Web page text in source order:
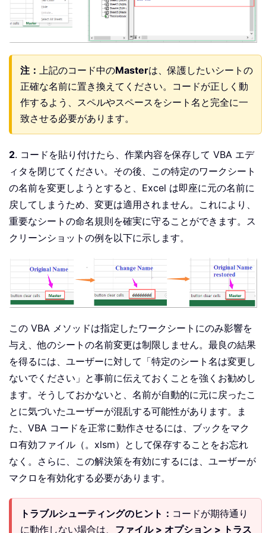
注： 上記のコード中のMasterは、保護したいシートの
正確な名前に置き換えてください。コードが正しく動
作するよう、スペルやスペースをシート名と完全に一
致させる必要があります。
2. コードを貼り付けたら、作業内容を保存して VBA エデ
ィタを閉じてください。その後、この特定のワークシート
の名前を変更しようとすると、Excel は即座に元の名前に
戻してしまうため、変更は適用されません。これにより、
重要なシートの命名規則を確実に守ることができます。ス
クリーンショットの例を以下に示します。
この VBA メソッドは指定したワークシートにのみ影響を
与え、他のシートの名前変更は制限しません。最良の結果
を得るには、ユーザーに対して「特定のシート名は変更し
ないでください」と事前に伝えておくことを強くお勧めし
ます。そうしておかないと、名前が自動的に元に戻ったこ
とに気づいたユーザーが混乱する可能性があります。ま
た、VBA コードを正常に動作させるには、ブックをマク
ロ有効ファイル（。xlsm）として保存することをお忘れ
なく。さらに、この解決策を有効にするには、ユーザーが
マクロを有効化する必要があります。
トラブルシューティングのヒント： コードが期待通り
に動作しない場合は、 ファイル > オプション > トラス